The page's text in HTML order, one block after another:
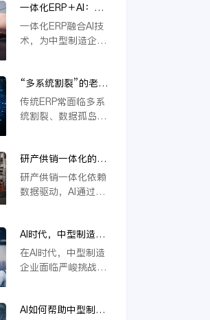
一体化ERP＋AI：中
型制造企业突破内卷
的新路径
一体化ERP融合AI技
术，为中型制造企业
产流程、精准预测需
求与自动化决策，企
业能显著降本增效，
建差异化优势，实现
可持续增长。
“多系统割裂”的老问
题，AI驱动的一体化
ERP 如何彻底解决？
传统ERP常面临多系
统割裂、数据孤岛等
体化平台，深度融合
PLM、供应链等模
块，实现数据实时同
料编码、提升变更效
率，还支持行业定制
与模块化应用，从根
本上解决系统分散问
营与智能决策。
研产供销一体化的核
心在于数据，AI如何
重建数据底座？
研产供销一体化依赖
数据驱动，AI通过重
垒，实现物料编码优
化、模块化设计及变
更效率提升，从而支
字化转型。
AI时代，中型制造企
业不做一体化将失去
未来竞争力
在AI时代，中型制造
企业面临严峻挑战。
一体化协同，将难以
AI如何帮助中型制造